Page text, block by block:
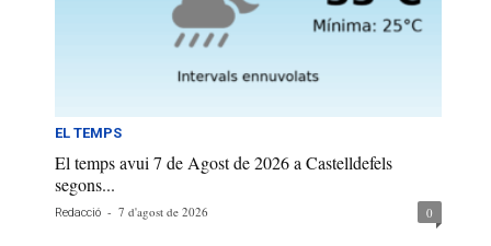
EL TEMPS
El temps avui 7 de Agost de 2026 a Castelldefels
segons...
Redacció - 7 d'agost de 2026 0